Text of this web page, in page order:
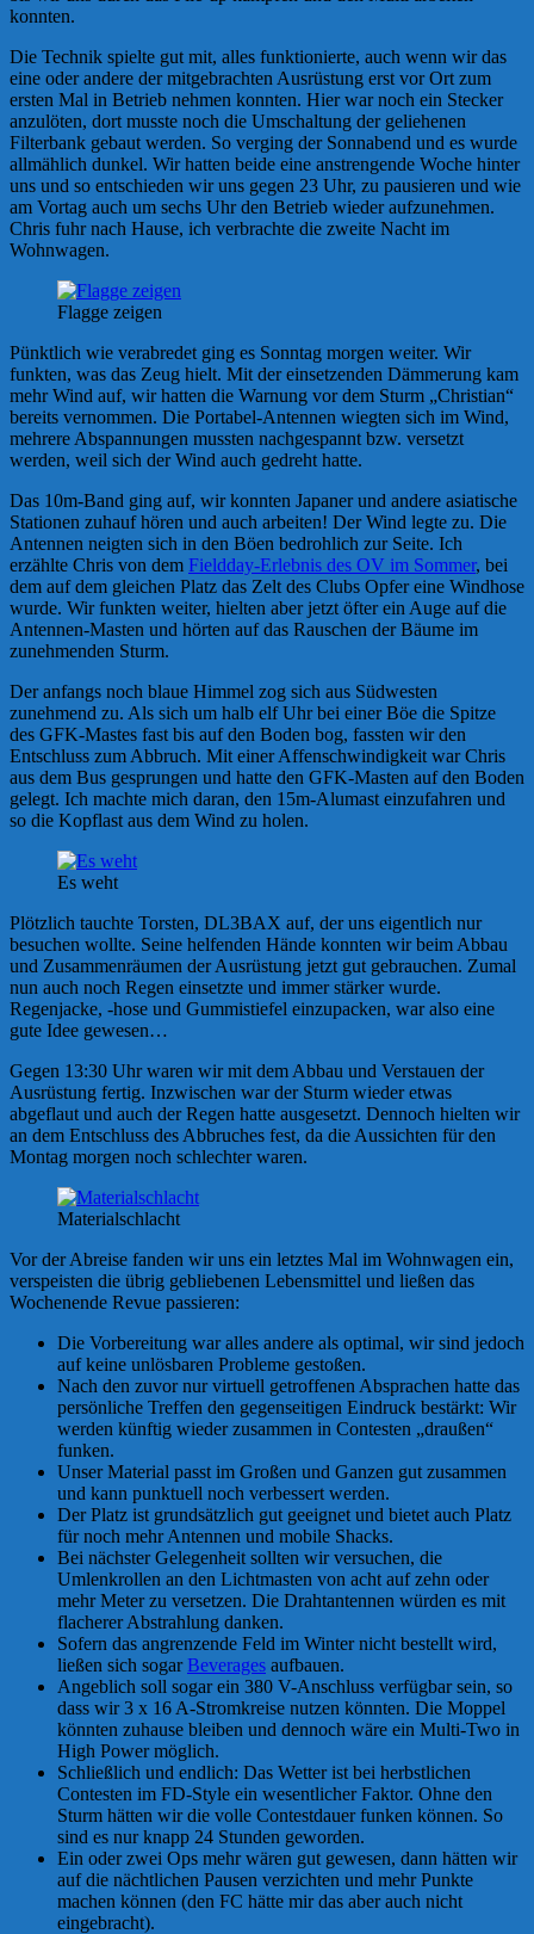
konnten.
Die Technik spielte gut mit, alles funktionierte, auch wenn wir das
eine oder andere der mitgebrachten Ausrüstung erst vor Ort zum
ersten Mal in Betrieb nehmen konnten. Hier war noch ein Stecker
anzulöten, dort musste noch die Umschaltung der geliehenen
Filterbank gebaut werden. So verging der Sonnabend und es wurde
allmählich dunkel. Wir hatten beide eine anstrengende Woche hinter
uns und so entschieden wir uns gegen 23 Uhr, zu pausieren und wie
am Vortag auch um sechs Uhr den Betrieb wieder aufzunehmen.
Chris fuhr nach Hause, ich verbrachte die zweite Nacht im
Wohnwagen.
Flagge zeigen
Pünktlich wie verabredet ging es Sonntag morgen weiter. Wir
funkten, was das Zeug hielt. Mit der einsetzenden Dämmerung kam
mehr Wind auf, wir hatten die Warnung vor dem Sturm „Christian“
bereits vernommen. Die Portabel-Antennen wiegten sich im Wind,
mehrere Abspannungen mussten nachgespannt bzw. versetzt
werden, weil sich der Wind auch gedreht hatte.
Das 10m-Band ging auf, wir konnten Japaner und andere asiatische
Stationen zuhauf hören und auch arbeiten! Der Wind legte zu. Die
Antennen neigten sich in den Böen bedrohlich zur Seite. Ich
erzählte Chris von dem Fieldday-Erlebnis des OV im Sommer, bei
dem auf dem gleichen Platz das Zelt des Clubs Opfer eine Windhose
wurde. Wir funkten weiter, hielten aber jetzt öfter ein Auge auf die
Antennen-Masten und hörten auf das Rauschen der Bäume im
zunehmenden Sturm.
Der anfangs noch blaue Himmel zog sich aus Südwesten
zunehmend zu. Als sich um halb elf Uhr bei einer Böe die Spitze
des GFK-Mastes fast bis auf den Boden bog, fassten wir den
Entschluss zum Abbruch. Mit einer Affenschwindigkeit war Chris
aus dem Bus gesprungen und hatte den GFK-Masten auf den Boden
gelegt. Ich machte mich daran, den 15m-Alumast einzufahren und
so die Kopflast aus dem Wind zu holen.
Es weht
Plötzlich tauchte Torsten, DL3BAX auf, der uns eigentlich nur
besuchen wollte. Seine helfenden Hände konnten wir beim Abbau
und Zusammenräumen der Ausrüstung jetzt gut gebrauchen. Zumal
nun auch noch Regen einsetzte und immer stärker wurde.
Regenjacke, -hose und Gummistiefel einzupacken, war also eine
gute Idee gewesen…
Gegen 13:30 Uhr waren wir mit dem Abbau und Verstauen der
Ausrüstung fertig. Inzwischen war der Sturm wieder etwas
abgeflaut und auch der Regen hatte ausgesetzt. Dennoch hielten wir
an dem Entschluss des Abbruches fest, da die Aussichten für den
Montag morgen noch schlechter waren.
Materialschlacht
Vor der Abreise fanden wir uns ein letztes Mal im Wohnwagen ein,
verspeisten die übrig gebliebenen Lebensmittel und ließen das
Wochenende Revue passieren:
Die Vorbereitung war alles andere als optimal, wir sind jedoch
auf keine unlösbaren Probleme gestoßen.
Nach den zuvor nur virtuell getroffenen Absprachen hatte das
persönliche Treffen den gegenseitigen Eindruck bestärkt: Wir
werden künftig wieder zusammen in Contesten „draußen“
funken.
Unser Material passt im Großen und Ganzen gut zusammen
und kann punktuell noch verbessert werden.
Der Platz ist grundsätzlich gut geeignet und bietet auch Platz
für noch mehr Antennen und mobile Shacks.
Bei nächster Gelegenheit sollten wir versuchen, die
Umlenkrollen an den Lichtmasten von acht auf zehn oder
mehr Meter zu versetzen. Die Drahtantennen würden es mit
flacherer Abstrahlung danken.
Sofern das angrenzende Feld im Winter nicht bestellt wird,
ließen sich sogarBeverages aufbauen.
Angeblich soll sogar ein 380 V-Anschluss verfügbar sein, so
dass wir 3 x 16 A-Stromkreise nutzen könnten. Die Moppel
könnten zuhause bleiben und dennoch wäre ein Multi-Two in
High Power möglich.
Schließlich und endlich: Das Wetter ist bei herbstlichen
Contesten im FD-Style ein wesentlicher Faktor. Ohne den
Sturm hätten wir die volle Contestdauer funken können. So
sind es nur knapp 24 Stunden geworden.
Ein oder zwei Ops mehr wären gut gewesen, dann hätten wir
auf die nächtlichen Pausen verzichten und mehr Punkte
machen können (den FC hätte mir das aber auch nicht
eingebracht).